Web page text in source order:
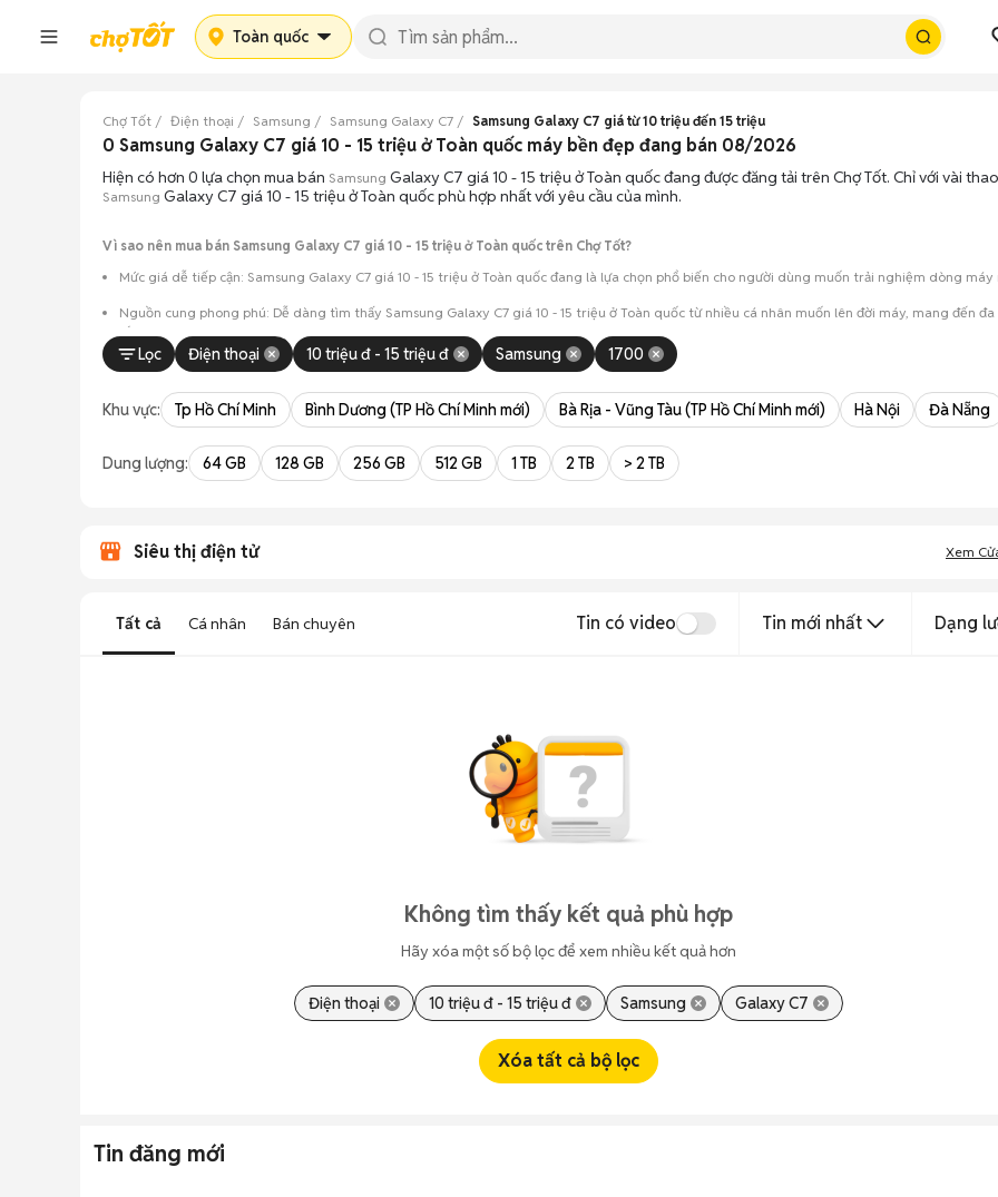
Toàn quốc
Chợ Tốt Điện thoại Samsung Samsung Galaxy C7 Samsung Galaxy C7 giá từ 10 triệu đến 15 triệu
0 Samsung Galaxy C7 giá 10 - 15 triệu ở Toàn quốc máy bền đẹp đang bán 08/2026
Hiện có hơn 0 lựa chọn mua bán Samsung Galaxy C7 giá 10 - 15 triệu ở Toàn quốc đang được đăng tải trên Chợ Tốt. Chỉ với vài
Samsung Galaxy C7 giá 10 - 15 triệu ở Toàn quốc phù hợp nhất với yêu cầu của mình.
Vì sao nên mua bán Samsung Galaxy C7 giá 10 - 15 triệu ở Toàn quốc trên Chợ Tốt?
Mức giá dễ tiếp cận: Samsung Galaxy C7 giá 10 - 15 triệu ở Toàn quốc đang là lựa chọn phổ biến cho người dùng muốn trải nghiệm dòng
Nguồn cung phong phú: Dễ dàng tìm thấy Samsung Galaxy C7 giá 10 - 15 triệu ở Toàn quốc từ nhiều cá nhân muốn lên đời máy, mang đến
sắc.
Giao dịch minh bạch: Việc gặp gỡ trực tiếp giúp người mua đánh giá chính xác hiệu năng thực tế của máy so với mô tả trên tin
Mua bán linh hoạt: Hai bên có thể chủ động thỏa thuận giá cả và địa điểm giao nhận, chốt giao dịch nhanh chóng khi đạt
Lọc Điện thoại 10 triệu đ - 15 triệu đ Samsung 1700
Khu vực: Tp Hồ Chí Minh Bình Dương (TP Hồ Chí Minh mới) Bà Rịa - Vũng Tàu (TP Hồ Chí Minh mới) Hà Nội Đà Nẵng
Dung lượng: 64 GB 128 GB 256 GB 512 GB 1 TB 2 TB > 2 TB
Siêu thị điện tử Xem
Tất cả Cá nhân Bán chuyên Tin có video Tin mới nhất Dạng
Không tìm thấy kết quả phù hợp
Hãy xóa một số bộ lọc để xem nhiều kết quả hơn
Điện thoại 10 triệu đ - 15 triệu đ Samsung Galaxy C7
Xóa tất cả bộ lọc
Tin đăng mới